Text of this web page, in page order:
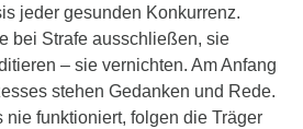
jeder gesunden Konkurrenz.
bei Strafe ausschließen, sie
– sie vernichten. Am Anfang
stehen Gedanken und Rede.
nie funktioniert, folgen die Träger